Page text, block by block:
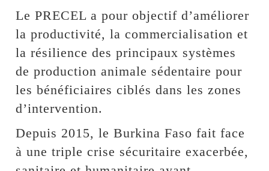
Le PRECEL a pour objectif d’améliorer
la productivité, la commercialisation et
la résilience des principaux systèmes
de production animale sédentaire pour
les bénéficiaires ciblés dans les zones
d’intervention.
Depuis 2015, le Burkina Faso fait face
à une triple crise sécuritaire exacerbée,